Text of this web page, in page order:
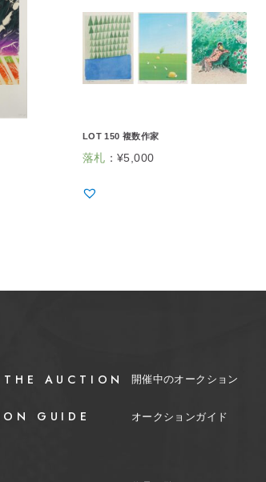
LOT 150 複数作家
落札 ： ¥5,000
THE AUCTION 開催中のオークション
GUIDE オークションガイド